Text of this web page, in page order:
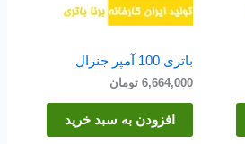
باتری 100 آمپر جنرال
6,664,000 تومان
افزودن به سبد خرید